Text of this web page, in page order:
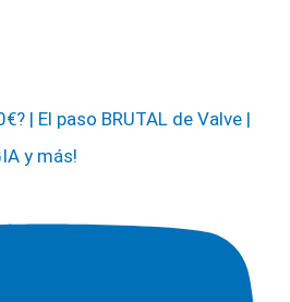
| El paso BRUTAL de Valve |
y más!